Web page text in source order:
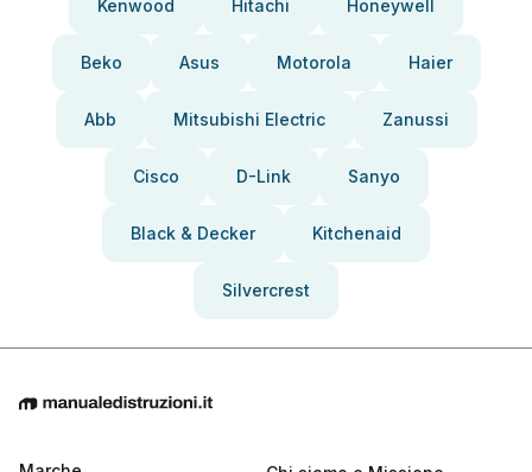
Kenwood Hitachi Honeywell
Beko Asus Motorola Haier
Abb Mitsubishi Electric Zanussi
Cisco D-Link Sanyo
Black & Decker Kitchenaid
Silvercrest